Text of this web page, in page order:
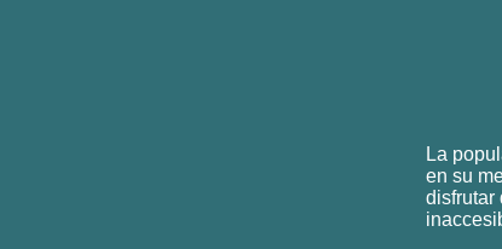
La
en su
disfrutar